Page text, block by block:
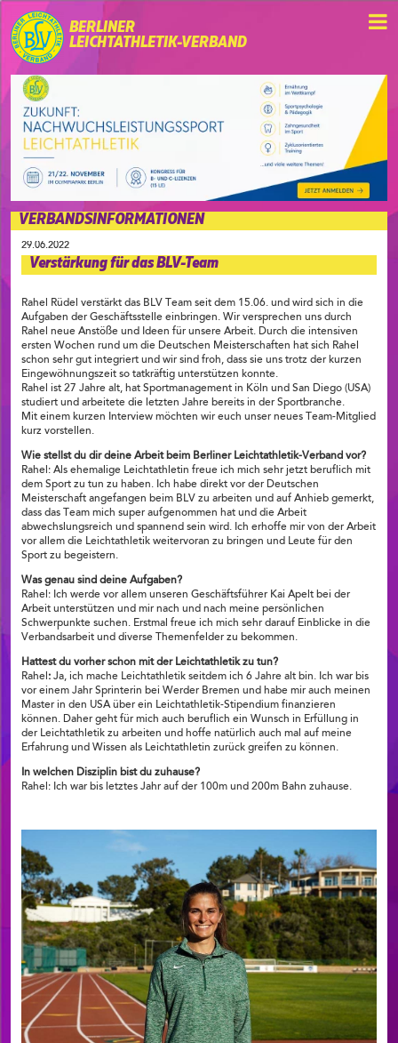
BERLINER
LEICHTATHLETIK-VERBAND
VERBANDSINFORMATIONEN
29.06.2022
Verstärkung für das BLV-Team
Rahel Rüdel verstärkt das BLV Team seit dem 15.06. und wird sich in die
Aufgaben der Geschäftsstelle einbringen. Wir versprechen uns durch
Rahel neue Anstöße und Ideen für unsere Arbeit. Durch die intensiven
ersten Wochen rund um die Deutschen Meisterschaften hat sich Rahel
schon sehr gut integriert und wir sind froh, dass sie uns trotz der kurzen
Eingewöhnungszeit so tatkräftig unterstützen konnte.
Rahel ist 27 Jahre alt, hat Sportmanagement in Köln und San Diego (USA)
studiert und arbeitete die letzten Jahre bereits in der Sportbranche.
Mit einem kurzen Interview möchten wir euch unser neues Team-Mitglied
kurz vorstellen.
Wie stellst du dir deine Arbeit beim Berliner Leichtathletik-Verband vor?
Rahel: Als ehemalige Leichtathletin freue ich mich sehr jetzt beruflich mit
dem Sport zu tun zu haben. Ich habe direkt vor der Deutschen
Meisterschaft angefangen beim BLV zu arbeiten und auf Anhieb gemerkt,
dass das Team mich super aufgenommen hat und die Arbeit
abwechslungsreich und spannend sein wird. Ich erhoffe mir von der Arbeit
vor allem die Leichtathletik weitervoran zu bringen und Leute für den
Sport zu begeistern.
Was genau sind deine Aufgaben?
Rahel: Ich werde vor allem unseren Geschäftsführer Kai Apelt bei der
Arbeit unterstützen und mir nach und nach meine persönlichen
Schwerpunkte suchen. Erstmal freue ich mich sehr darauf Einblicke in die
Verbandsarbeit und diverse Themenfelder zu bekommen.
Hattest du vorher schon mit der Leichtathletik zu tun?
Rahel : Ja, ich mache Leichtathletik seitdem ich 6 Jahre alt bin. Ich war bis
vor einem Jahr Sprinterin bei Werder Bremen und habe mir auch meinen
Master in den USA über ein Leichtathletik-Stipendium finanzieren
können. Daher geht für mich auch beruflich ein Wunsch in Erfüllung in
der Leichtathletik zu arbeiten und hoffe natürlich auch mal auf meine
Erfahrung und Wissen als Leichtathletin zurück greifen zu können.
In welchen Disziplin bist du zuhause?
Rahel: Ich war bis letztes Jahr auf der 100m und 200m Bahn zuhause.